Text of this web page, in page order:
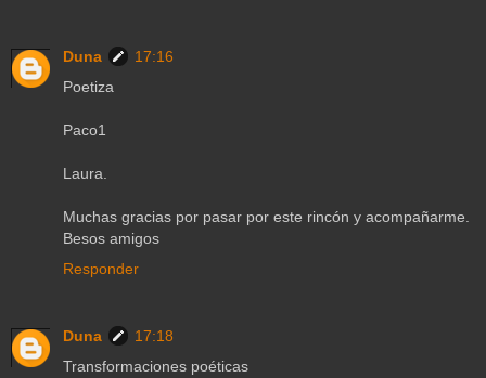
Duna
17:16
Poetiza
Paco1
Laura.
Muchas gracias por pasar por este rincón y acompañarme.
Besos amigos
Responder
Duna
17:18
Transformaciones poéticas